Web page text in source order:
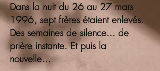
Dans la nuit du 26 au 27 mars
1996, sept frères étaient enlevés.
Des semaines de silence... de
prière instante. Et puis la
nouvelle...